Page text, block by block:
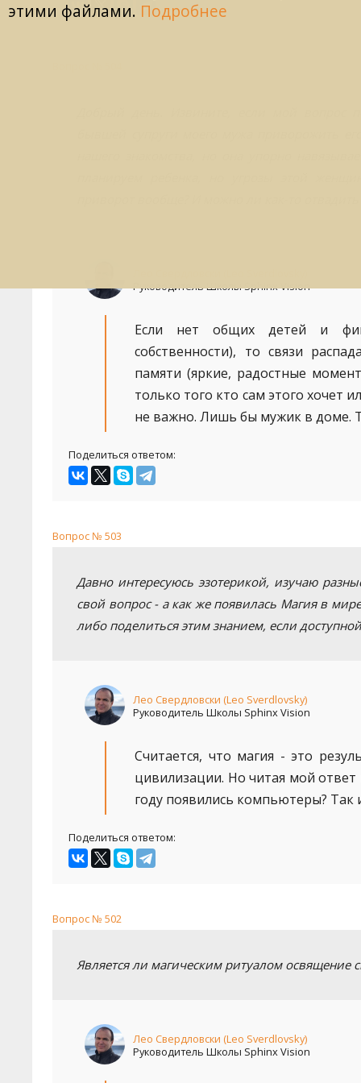
Руководитель Школы Sphinx Vision
Если нет общих детей и
собственности), то связи
памяти (яркие, радостные
только того кто сам этого хочет
не важно. Лишь бы мужик в доме.
Поделиться ответом:
Вопрос № 503
Давно интересуюсь эзотерикой, изучаю
свой вопрос - а как же появилась Магия в
либо поделиться этим знанием, если
Лео Свердловски (Leo Sverdlovsky)
Руководитель Школы Sphinx Vision
Считается, что магия - это
цивилизации. Но читая мой
году появились компьютеры?
Поделиться ответом:
Вопрос № 502
Является ли магическим ритуалом
Лео Свердловски (Leo Sverdlovsky)
Руководитель Школы Sphinx Vision
этими файлами. Подробнее